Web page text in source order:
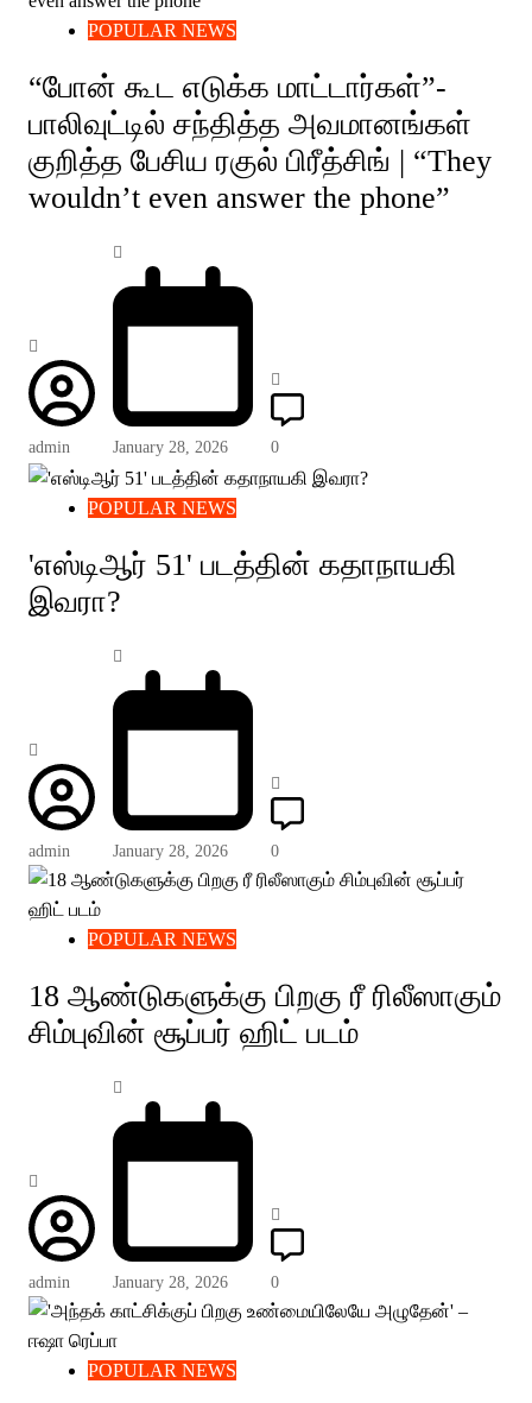
POPULAR NEWS
“போன் கூட எடுக்க மாட்டார்கள்”-
பாலிவுட்டில் சந்தித்த அவமானங்கள்
குறித்த பேசிய ரகுல் பிரீத்சிங் | “They
wouldn’t even answer the phone”
admin January 28, 2026 0
POPULAR NEWS
'எஸ்டிஆர் 51' படத்தின் கதாநாயகி
இவரா?
admin January 28, 2026 0
POPULAR NEWS
18 ஆண்டுகளுக்கு பிறகு ரீ ரிலீஸாகும்
சிம்புவின் சூப்பர் ஹிட் படம்
admin January 28, 2026 0
POPULAR NEWS